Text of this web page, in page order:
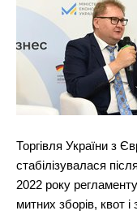
Торгівля України з
стабілізувалася
2022 року
митних зборів, квот